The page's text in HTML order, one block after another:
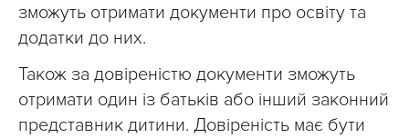
зможуть отримати документи про освіту та
додатки до них.
Також за довіреністю документи зможуть
отримати один із батьків або інший законний
представник дитини. Довіреність має бути